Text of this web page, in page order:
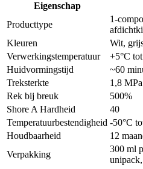
Eigenschap
Producttype
1-
Kleuren
Wit,
Verwerkingstemperatuur
+5°C
Huidvormingstijd
~60
Treksterkte
1,8 MPa
Rek bij breuk
500%
Shore A Hardheid
40
Temperatuurbestendigheid -50°C
Houdbaarheid
12
Verpakking
300 ml